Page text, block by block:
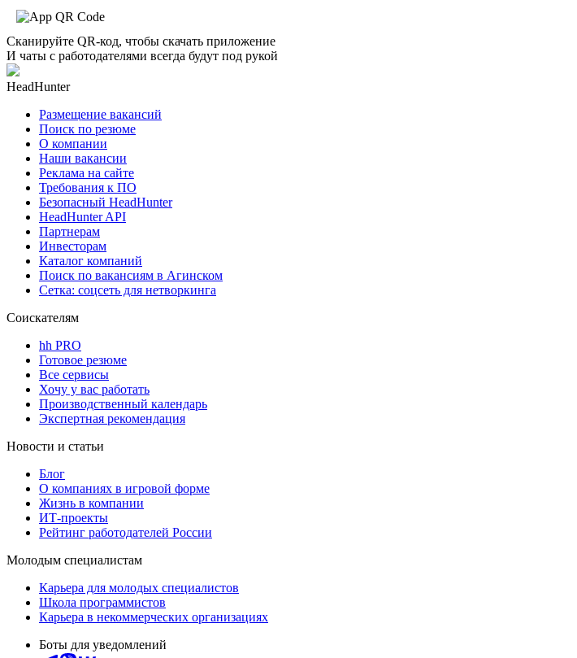
Сканируйте QR-код, чтобы скачать приложение
И чаты с работодателями всегда будут под рукой
HeadHunter
Размещение вакансий
Поиск по резюме
О компании
Наши вакансии
Реклама на сайте
Требования к ПО
Безопасный HeadHunter
HeadHunter API
Партнерам
Инвесторам
Каталог компаний
Поиск по вакансиям в Агинском
Сетка: соцсеть для нетворкинга
Соискателям
hh PRO
Готовое резюме
Все сервисы
Хочу у вас работать
Производственный календарь
Экспертная рекомендация
Новости и статьи
Блог
О компаниях в игровой форме
Жизнь в компании
ИТ-проекты
Рейтинг работодателей России
Молодым специалистам
Карьера для молодых специалистов
Школа программистов
Карьера в некоммерческих организациях
Боты для уведомлений